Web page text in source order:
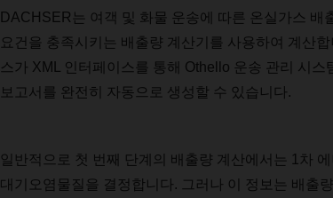
DACHSER 는 여객 및 화물 운송에 따른 온실가스 배
요건을 충족시키는 배출량 계산기를 사용하여 계산합
스가 XML 인터페이스를 통해 Othello 운송 관리 시스
보고서를 완전히 자동으로 생성할 수 있습니다.
일반적으로 첫 번째 단계의 배출량 계산에서는 1 차 에
대기오염물질을 결정합니다. 그러나 이 정보는 배출